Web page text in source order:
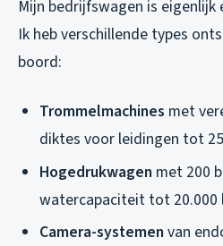
Mijn bedrijfswagen is
Ik heb verschillende types
boord:
Trommelmachines met
diktes voor leidingen tot
Hogedrukwagen met 200
watercapaciteit tot 20.000
Camera-systemen van